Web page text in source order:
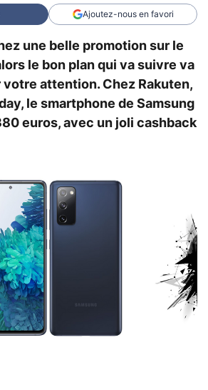
Ajoutez-nous en favori
une belle promotion sur le
le bon plan qui va suivre va
attention. Chez Rakuten,
le smartphone de Samsung
euros, avec un joli cashback